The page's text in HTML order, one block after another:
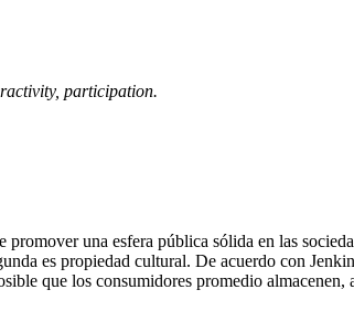
participation.
una esfera pública sólida en las
es propiedad cultural. De acuerdo con
que los consumidores promedio